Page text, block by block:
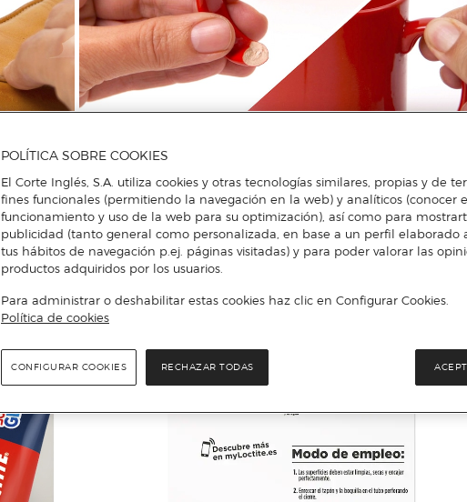
POLÍTICA SOBRE COOKIES
El Corte Inglés, S.A. utiliza cookies y otras tecnologías similares, propias y de
fines funcionales (permitiendo la navegación en la web) y analíticos (conocer
funcionamiento y uso de la web para su optimización), así como para
publicidad (tanto general como personalizada, en base a un perfil elaborado
tus hábitos de navegación p.ej. páginas visitadas) y para poder valorar las
productos adquiridos por los usuarios.
Para administrar o deshabilitar estas cookies haz clic en Configurar Cookies.
Política de cookies
RECHAZAR TODAS
CONFIGURAR COOKIES